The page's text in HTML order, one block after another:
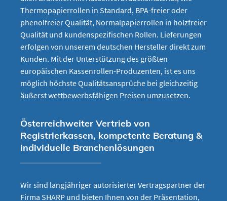
Thermopapierrollen in Standard, BPA-freier oder
phenolfreier Qualität, Normalpapierrollen in holzfreier
Qualität und kundenspezifischen Rollen. Lieferungen
erfolgen von unserem deutschen Hersteller direkt zum
Kunden. Mit der Unterstützung des größten
europäischen Kassenrollen-Produzenten, ist es uns
möglich höchste Qualitätsansprüche bei gleichzeitig
äußerst wettbewerbsfähigen Preisen umzusetzen.
Österreichweiter Vertrieb von
Registrierkassen, kompetente Beratung &
individuelle Branchenlösungen
Wir sind langjähriger autorisierter Vertragspartner der
Firma SHARP und bieten Ihnen von der Präsentation,